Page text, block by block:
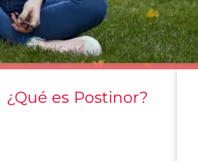
¿Qué es Postinor?